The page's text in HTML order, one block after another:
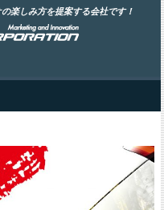
楽しみ方を提案する会社です！